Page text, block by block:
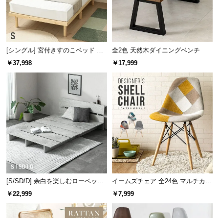
ス
に
つ
い
て
経
路
に
つ
い
て
返
ャ
[シングル] 宮付きすのこベッド プ
レミアムマットレス付き
￥37,998
全2色 天然木ダイニングベンチ
￥17,999
[S/SD/D] 余白を楽しむローベッド
フレーム 天然木調 ステージベッド
￥22,999
イームズチェア 全24色 マルチカラ
ー デザイナーズシェルチェア
￥7,999